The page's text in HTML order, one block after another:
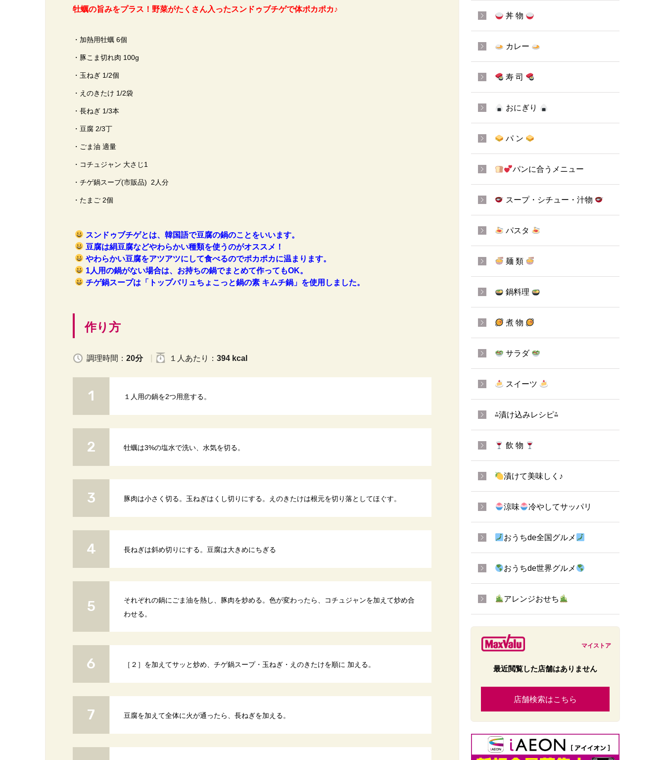
牡蠣の旨みをプラス！野菜がたくさん入ったスンドゥブチゲで体ポカポカ♪
・加熱用牡蠣 6個
・豚こま切れ肉 100g
・玉ねぎ 1/2個
・えのきたけ 1/2袋
・長ねぎ 1/3本
・豆腐 2/3丁
・ごま油 適量
・コチュジャン 大さじ1
・チゲ鍋スープ(市販品) 2人分
・たまご 2個
スンドゥブチゲとは、韓国語で豆腐の鍋のことをいいます。
豆腐は絹豆腐などやわらかい種類を使うのがオススメ！
やわらかい豆腐をアツアツにして食べるのでポカポカに温まります。
1人用の鍋がない場合は、お持ちの鍋でまとめて作ってもOK。
チゲ鍋スープは「トップバリュちょこっと鍋の素 キムチ鍋」を使用しました。
作り方
調理時間： 20分 １人 あたり ： 394 kcal
１人用の鍋を2つ用意する。
牡蠣は3%の塩水で洗い、水気を切る。
豚肉は小さく切る。玉ねぎはくし切りにする。えのきたけは根元を切り落としてほぐす。
長ねぎは斜め切りにする。豆腐は大きめにちぎる
それぞれの鍋にごま油を熱し、豚肉を炒める。色が変わったら、コチュジャンを加えて炒め合
わせる。
［２］を加えてサッと炒め、チゲ鍋スープ・玉ねぎ・えのきたけを順に 加える。
豆腐を加えて全体に火が通ったら、長ねぎを加える。
丼 物
カレー
寿 司
おにぎり
パ ン
パンに合うメニュー
スープ・シチュー・汁物
パスタ
麺 類
鍋料理
煮 物
サラダ
スイーツ
⁂漬け込みレシピ⁂
飲 物
漬けて美味しく♪
涼味 冷やしてサッパリ
おうちde全国グルメ
おうちde世界グルメ
アレンジおせち
マイストア
最近閲覧した店舗はありません
店舗検索はこちら